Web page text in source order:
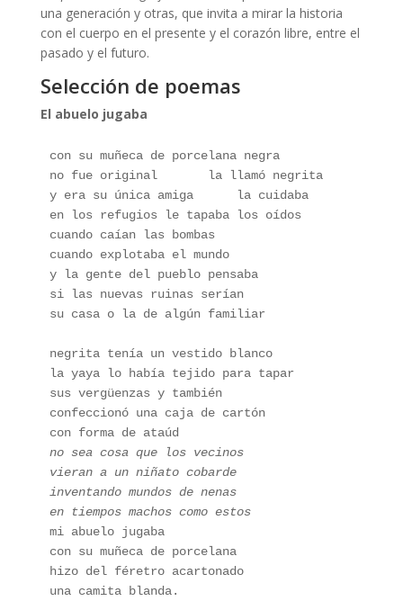
una generación y otras, que invita a mirar la historia
con el cuerpo en el presente y el corazón libre, entre el
pasado y el futuro.
Selección de poemas
El abuelo jugaba
con su muñeca de porcelana negra
no fue original       la llamó negrita
y era su única amiga      la cuidaba
en los refugios le tapaba los oídos
cuando caían las bombas
cuando explotaba el mundo
y la gente del pueblo pensaba
si las nuevas ruinas serían
su casa o la de algún familiar
negrita tenía un vestido blanco
la yaya lo había tejido para tapar
sus vergüenzas y también
confeccionó una caja de cartón
con forma de ataúd
no sea cosa que los vecinos
vieran a un niñato cobarde
inventando mundos de nenas
en tiempos machos como estos
mi abuelo jugaba
con su muñeca de porcelana
hizo del féretro acartonado
una camita blanda.